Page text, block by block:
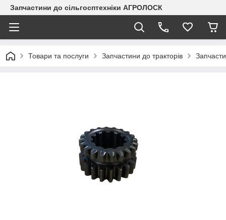
Запчастини до сільгосптехніки АГРОЛОСК
Товари та послуги Запчастини до тракторів